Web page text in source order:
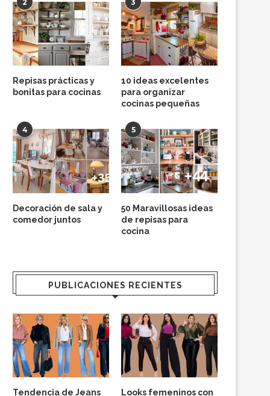
2
Repisas prácticas y
bonitas para cocinas
3
10 ideas excelentes
para organizar
cocinas pequeñas
4
Decoración de sala y
comedor juntos
5
50 Maravillosas ideas
de repisas para
cocina
PUBLICACIONES RECIENTES
Tendencia de Jeans Looks femeninos con